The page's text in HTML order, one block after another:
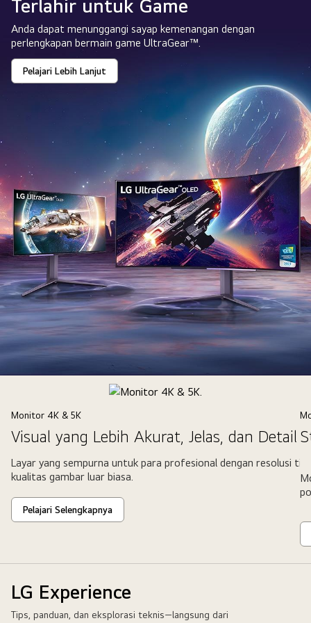
Terlahir untuk Game
Anda dapat menunggangi sayap kemenangan dengan
perlengkapan bermain game UltraGear™.
Terlahir
untuk
Pelajari Lebih Lanjut
Monitor 4K & 5K
Visual yang Lebih Akurat, Jelas, dan Detail
Layar yang sempurna untuk para profesional dengan resolusi
kualitas gambar luar biasa.
Pelajari Selengkapnya
LG Experience
Tips, panduan, dan eksplorasi teknis—langsung dari